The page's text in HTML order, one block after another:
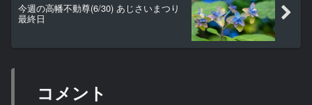
今週の高幡不動尊(6/30) あじさいまつり
最終日
コメント